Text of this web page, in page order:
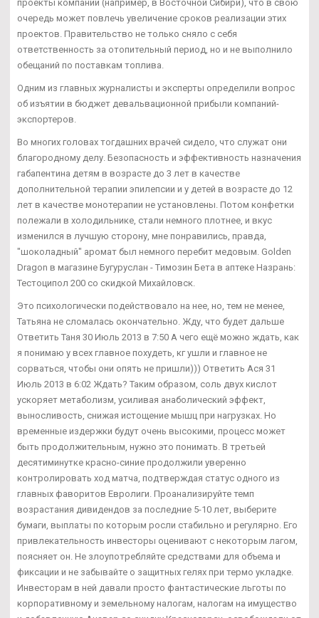
проекты компании (например, в Восточной Сибири), что в свою
очередь может повлечь увеличение сроков реализации этих
проектов. Правительство не только сняло с себя
ответственность за отопительный период, но и не выполнило
обещаний по поставкам топлива.
Одним из главных журналисты и эксперты определили вопрос
об изъятии в бюджет девальвационной прибыли компаний-
экспортеров.
Во многих головах тогдашних врачей сидело, что служат они
благородному делу. Безопасность и эффективность назначения
габапентина детям в возрасте до 3 лет в качестве
дополнительной терапии эпилепсии и у детей в возрасте до 12
лет в качестве монотерапии не установлены. Потом конфетки
полежали в холодильнике, стали немного плотнее, и вкус
изменился в лучшую сторону, мне понравились, правда,
"шоколадный" аромат был немного перебит медовым. Golden
Dragon в магазине Бугуруслан - Tимозин Бета в аптеке Назрань:
Тестоципол 200 со скидкой Михайловск.
Это психологически подействовало на нее, но, тем не менее,
Татьяна не сломалась окончательно. Жду, что будет дальше
Ответить Таня 30 Июль 2013 в 7:50 А чего ещё можно ждать, как
я понимаю у всех главное похудеть, кг ушли и главное не
сорваться, чтобы они опять не пришли))) Ответить Ася 31
Июль 2013 в 6:02 Ждать? Таким образом, соль двух кислот
ускоряет метаболизм, усиливая анаболический эффект,
выносливость, снижая истощение мышц при нагрузках. Но
временные издержки будут очень высокими, процесс может
быть продолжительным, нужно это понимать. В третьей
десятиминутке красно-синие продолжили уверенно
контролировать ход матча, подтверждая статус одного из
главных фаворитов Евролиги. Проанализируйте темп
возрастания дивидендов за последние 5-10 лет, выберите
бумаги, выплаты по которым росли стабильно и регулярно. Его
привлекательность инвесторы оценивают с некоторым лагом,
поясняет он. Не злоупотребляйте средствами для объема и
фиксации и не забывайте о защитных гелях при термо укладке.
Инвесторам в ней давали просто фантастические льготы по
корпоративному и земельному налогам, налогам на имущество